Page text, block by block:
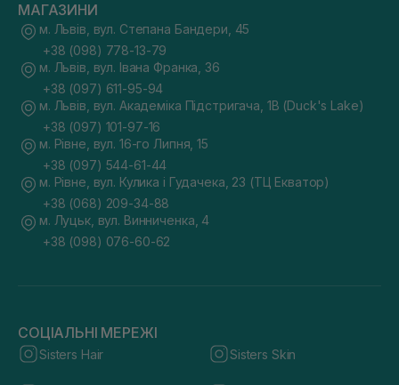
МАГАЗИНИ
м. Львів, вул. Степана Бандери, 45
+38 (098) 778-13-79
м. Львів, вул. Івана Франка, 36
+38 (097) 611-95-94
м. Львів, вул. Академіка Підстригача, 1В (Duck's Lake)
+38 (097) 101-97-16
м. Рівне, вул. 16-го Липня, 15
+38 (097) 544-61-44
м. Рівне, вул. Кулика і Гудачека, 23 (ТЦ Екватор)
+38 (068) 209-34-88
м. Луцьк, вул. Винниченка, 4
+38 (098) 076-60-62
СОЦІАЛЬНІ МЕРЕЖІ
Sisters Hair Sisters Skin